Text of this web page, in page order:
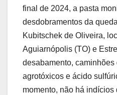
final de 2024, a pasta
desdobramentos da
Kubitschek de Oliveira,
Aguiarnópolis (TO) e
desabamento, caminhões
agrotóxicos e ácido
momento, não há indícios